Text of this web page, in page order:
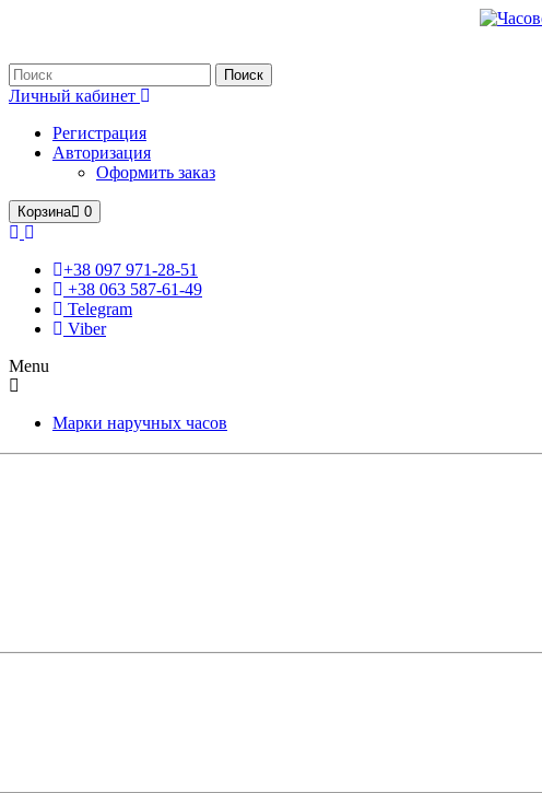
Поиск
Личный кабинет
Регистрация
Авторизация
Оформить заказ
Корзина 0
+38 097 971-28-51
+38 063 587-61-49
Telegram
Viber
Menu
Марки наручных часов